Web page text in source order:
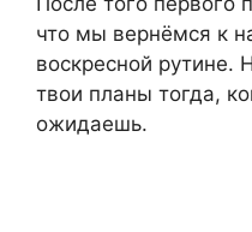
что мы вернёмся к
воскресной рутине.
твои планы тогда,
ожидаешь.